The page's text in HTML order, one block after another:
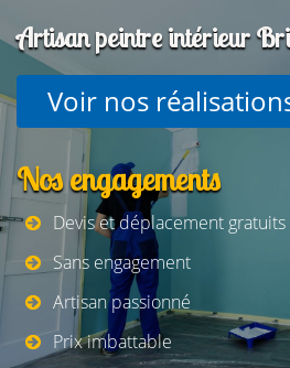
Artisan peintre intérieur
Voir nos
Nos engagements
Devis et déplacement gratuits
Sans engagement
Artisan passionné
Prix imbattable